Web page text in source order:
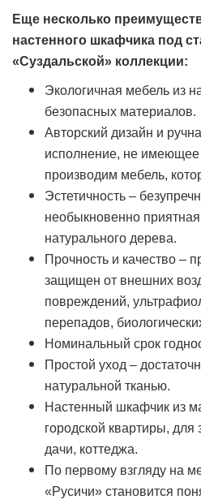
Еще несколько
настенного шкафчика под
«Суздальской» коллекции:
Экологичная мебель из
безопасных материалов.
Авторский дизайн и
исполнение, не
производим мебель,
Эстетичность –
необыкновенно
натурального дерева.
Прочность и качество –
защищен от внешних
повреждений,
перепадов,
Номинальный срок
Простой уход –
натуральной тканью.
Настенный шкафчик из
городской квартиры, для
дачи, коттеджа.
По первому взгляду на
«Русичи» становится